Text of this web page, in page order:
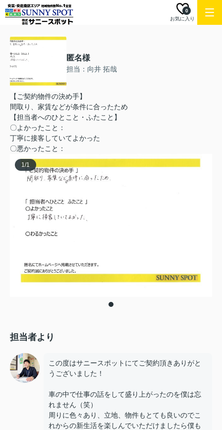
お気に入り
0
匿名様
担当：向井 拓哉
【ご契約物件の決め手】
間取り、家賃などが条件に合ったため
【担当者へのひとこと・ふたこと】
〇よかったこと：
丁寧に接客していてよかった
〇悪かったこと：
1/1
担当者より
この度はサニースポットにてご契約頂きありがと
うございました！
車の中で仕事の話をして盛り上がったのを僕は忘
れません（笑）
周りに色々あり、立地、物件もとても良いのでこ
れからの新生活を楽しんでいただけましたら僕も